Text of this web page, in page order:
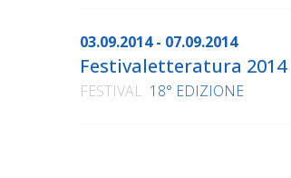
03.09.2014 - 07.09.2014
Festivaletteratura 2014
FESTIVAL 18° EDIZIONE